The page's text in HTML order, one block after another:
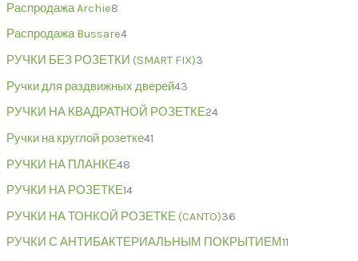
Распродажа Archie8
Распродажа Bussare4
РУЧКИ БЕЗ РОЗЕТКИ (SMART FIX)3
Ручки для раздвижных дверей43
РУЧКИ НА КВАДРАТНОЙ РОЗЕТКЕ24
Ручки на круглой розетке41
РУЧКИ НА ПЛАНКЕ48
РУЧКИ НА РОЗЕТКЕ14
РУЧКИ НА ТОНКОЙ РОЗЕТКЕ (CANTO)36
РУЧКИ С АНТИБАКТЕРИАЛЬНЫМ ПОКРЫТИЕМ11